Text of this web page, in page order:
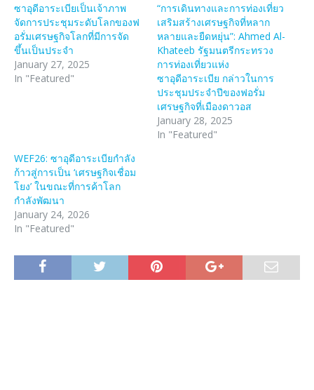
ซาอุดีอาระเบียเป็นเจ้าภาพ
จัดการประชุมระดับโลกของฟ
อรั่มเศรษฐกิจโลกที่มีการจัด
ขึ้นเป็นประจำ
January 27, 2025
In "Featured"
“การเดินทางและการท่องเที่ยว
เสริมสร้างเศรษฐกิจที่หลาก
หลายและยืดหยุ่น”: Ahmed Al-
Khateeb รัฐมนตรีกระทรวง
การท่องเที่ยวแห่ง
ซาอุดีอาระเบีย กล่าวในการ
ประชุมประจำปีของฟอรั่ม
เศรษฐกิจที่เมืองดาวอส
January 28, 2025
In "Featured"
WEF26: ซาอุดีอาระเบียกำลัง
ก้าวสู่การเป็น ‘เศรษฐกิจเชื่อม
โยง’ ในขณะที่การค้าโลก
กำลังพัฒนา
January 24, 2026
In "Featured"